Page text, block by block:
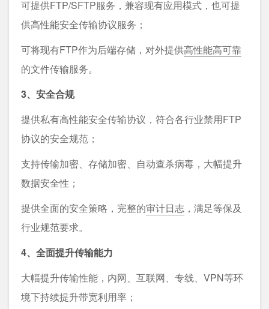
可提供FTP/SFTP服务，兼容现有应用模式，也可提
供高性能安全传输协议服务；
可将现有FTP作为后端存储，对外提供高性能高可靠
的文件传输服务。
3、安全合规
提供私有高性能安全传输协议，符合各行业禁用FTP
协议的安全规范；
支持传输加密、存储加密、自动查杀病毒，大幅提升
数据安全性；
提供全面的安全策略，完整的审计日志 ，满足等保及
行业规范要求。
4、全面提升传输能力
大幅提升传输性能，内网、互联网、专线、VPN等环
境下持续提升带宽利用率；